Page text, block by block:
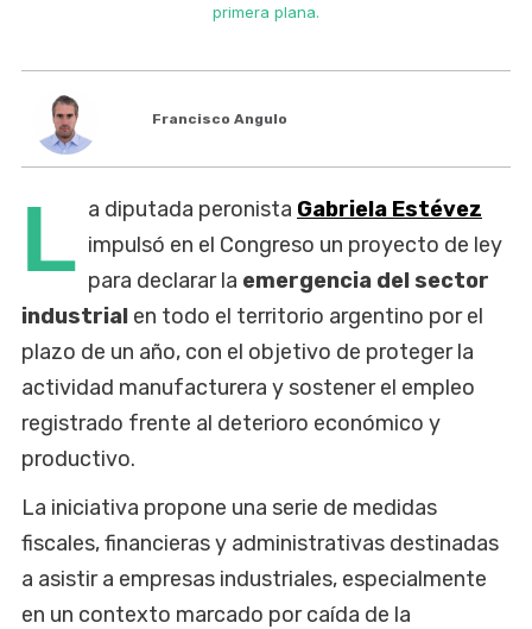
primera plana.
Francisco Angulo
L a diputada peronista Gabriela Estévez
impulsó en el Congreso un proyecto de ley
para declarar la emergencia del sector
industrial en todo el territorio argentino por el
plazo de un año, con el objetivo de proteger la
actividad manufacturera y sostener el empleo
registrado frente al deterioro económico y
productivo.
La iniciativa propone una serie de medidas
fiscales, financieras y administrativas destinadas
a asistir a empresas industriales, especialmente
en un contexto marcado por caída de la